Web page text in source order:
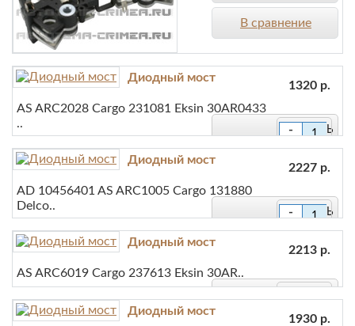
В сравнение
Диодный мост
AS ARC2028 Cargo 231081 Eksin 30AR0433
..
1320 р.
-
В закладки
В сравнение
Диодный мост
AD 10456401 AS ARC1005 Cargo 131880
Delco..
2227 р.
-
В закладки
В сравнение
Диодный мост
AS ARC6019 Cargo 237613 Eksin 30AR..
2213 р.
+
Диодный мост
1930 р.